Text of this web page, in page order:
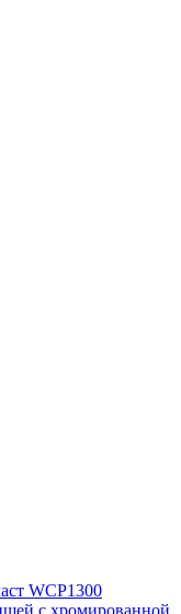
WCP1300
с хромированной